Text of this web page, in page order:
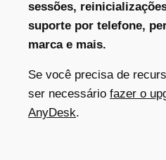
sessões,
suporte por telefone,
marca e mais.
Se você precisa de
ser necessário fazer o
AnyDesk.